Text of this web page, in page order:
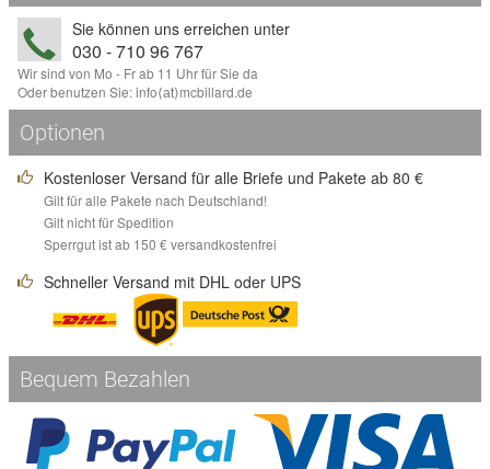
Sie können uns erreichen unter
030 - 710 96 767
Wir sind von Mo - Fr ab 11 Uhr für Sie da
Oder benutzen Sie:info⟨аt⟩mcbillard.de
Optionen
Kostenloser Versand für alle Briefe und Pakete ab 80 €
Gilt für alle Pakete nach Deutschland!
Gilt nicht für Spedition
Sperrgut ist ab 150 € versandkostenfrei
Schneller Versand mit DHL oder UPS
Bequem Bezahlen